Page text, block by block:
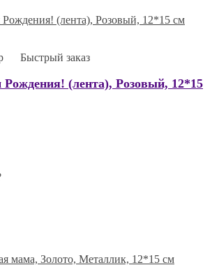
Быстрый заказ
(лента), Розовый, 12*15